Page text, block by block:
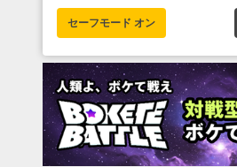
セーフモード オン